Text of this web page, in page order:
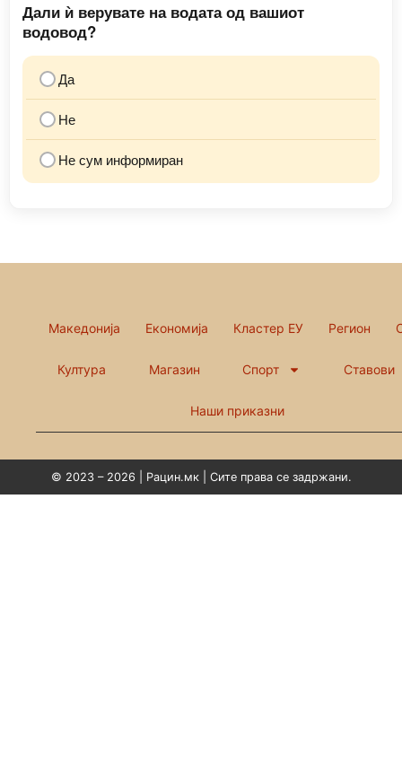
Дали ѝ верувате на водата од вашиот
водовод?
Да
Не
Не сум информиран
Македонија Економија Кластер ЕУ Регион
Култура Магазин Спорт Ставови
Наши приказни
© 2023 – 2026 | Рацин.мк | Сите права се задржани.